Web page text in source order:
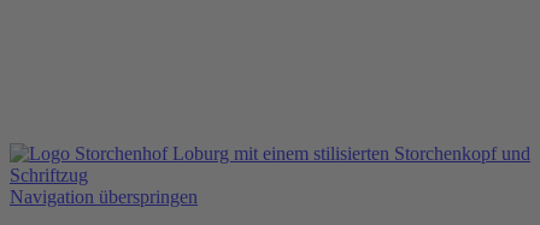
Navigation überspringen